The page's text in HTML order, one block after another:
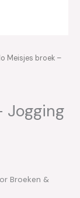
Meisjes broek –
Jogging
Broeken &